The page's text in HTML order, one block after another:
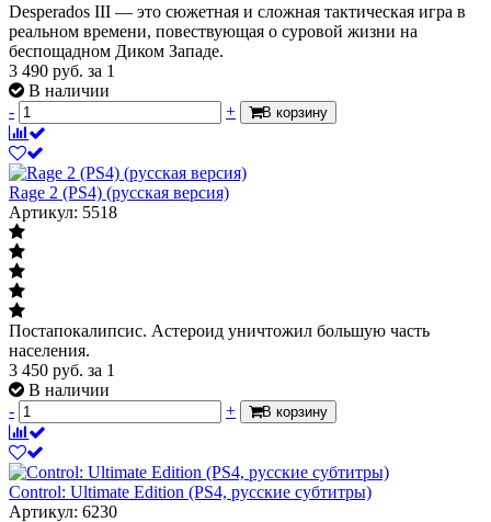
Desperados III — это сюжетная и сложная тактическая игра в
реальном времени, повествующая о суровой жизни на
беспощадном Диком Западе.
3 490 руб. за 1
В наличии
-
+ В корзину
Rage 2 (PS4) (русская версия)
Артикул: 5518
Постапокалипсис. Астероид уничтожил большую часть
населения.
3 450 руб. за 1
В наличии
-
+ В корзину
Control: Ultimate Edition (PS4, русские субтитры)
Артикул: 6230